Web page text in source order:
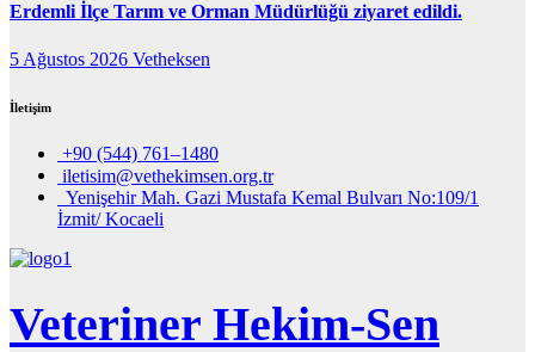
Erdemli İlçe Tarım ve Orman Müdürlüğü ziyaret edildi.
5 Ağustos 2026 Vetheksen
İletişim
+90 (544) 761–1480
iletisim@vethekimsen.org.tr
Yenişehir Mah. Gazi Mustafa Kemal Bulvarı No:109/1
İzmit/ Kocaeli
Veteriner Hekim-Sen